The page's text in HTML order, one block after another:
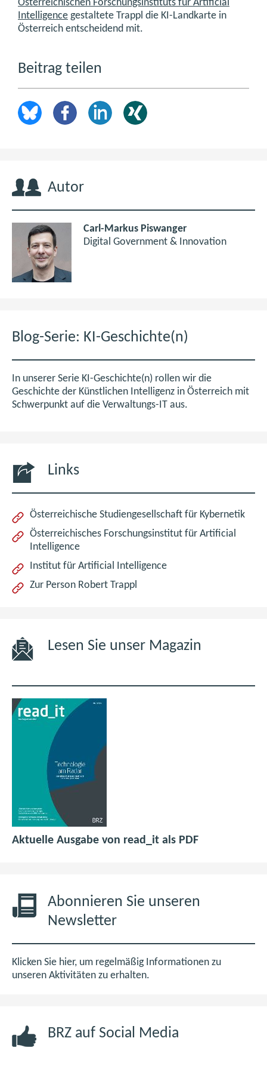
Österreichischen Forschungsinstituts für Artificial
Intelligence gestaltete Trappl die KI-Landkarte in
Österreich entscheidend mit.
Beitrag teilen
Autor
Carl-Markus Piswanger
Digital Government & Innovation
Blog-Serie: KI-Geschichte(n)
In unserer Serie KI-Geschichte(n) rollen wir die
Geschichte der Künstlichen Intelligenz in Österreich mit
Schwerpunkt auf die Verwaltungs-IT aus.
Links
Österreichische Studiengesellschaft für Kybernetik
Österreichisches Forschungsinstitut für Artificial
Intelligence(öffnet
im
neuen
Fenster)
Institut für Artificial Intelligence(öffnet
Zur Person Robert Trappl
Lesen Sie unser Magazin
Aktuelle Ausgabe von read_it als PDFp
,
B
(
n
i
m
Abonnieren Sie unseren
Newsletter
Klicken Sie hier, um regelmäßig Informationen zu
unseren Aktivitäten zu erhalten.
BRZ auf Social Media